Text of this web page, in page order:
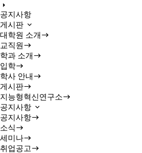
공지사항
게시판
대학원 소개
교직원
학과 소개
입학
학사 안내
게시판
지능형혁신연구소
공지사항
공지사항
소식
세미나
취업공고